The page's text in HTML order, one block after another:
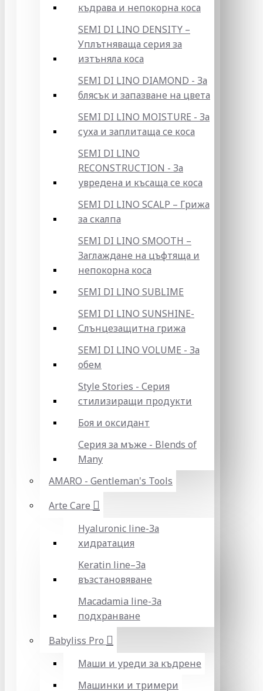
къдрава и непокорна коса
SEMI DI LINO DENSITY –
Уплътняваща серия за
изтъняла коса
SEMI DI LINO DIAMOND - За
блясък и запазване на цвета
SEMI DI LINO MOISTURE - За
суха и заплитаща се коса
SEMI DI LINO
RECONSTRUCTION - За
увредена и късаща се коса
SEMI DI LINO SCALP – Грижа
за скалпа
SEMI DI LINO SMOOTH –
Заглаждане на цъфтяща и
непокорна коса
SEMI DI LINO SUBLIME
SEMI DI LINO SUNSHINE-
Слънцезащитна грижа
SEMI DI LINO VOLUME - За
обем
Style Stories - Серия
стилизиращи продукти
Боя и оксидант
Серия за мъже - Blends of
Many
AMARO - Gentleman's Tools
Arte Care
Hyaluronic line-За
хидратация
Keratin line–За
възстановяване
Macadamia line-За
подхранване
Babyliss Pro
Маши и уреди за къдрене
Машинки и тримери